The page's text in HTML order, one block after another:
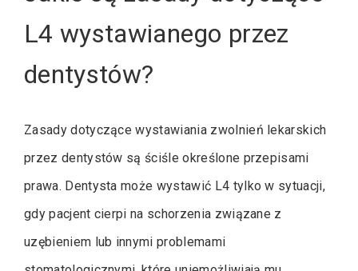
L4 wystawianego przez
dentystów?
Zasady dotyczące wystawiania zwolnień lekarskich
przez dentystów są ściśle określone przepisami
prawa. Dentysta może wystawić L4 tylko w sytuacji,
gdy pacjent cierpi na schorzenia związane z
uzębieniem lub innymi problemami